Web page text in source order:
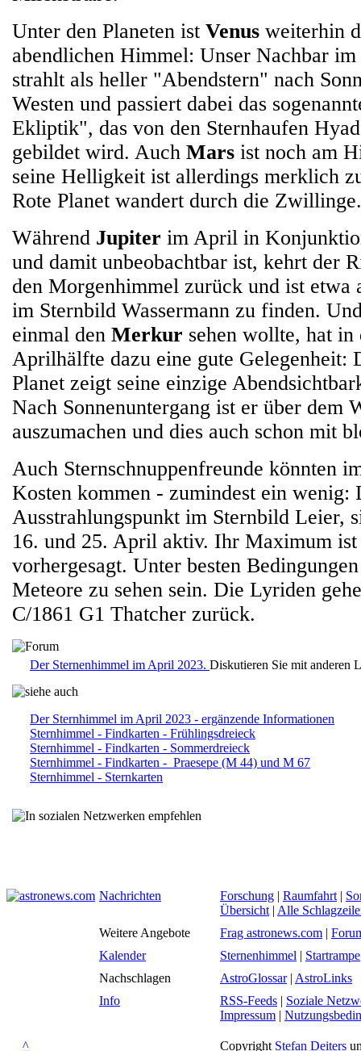
Unter den Planeten ist Venus weiterhin
abendlichen Himmel: Unser Nachbar im
strahlt als heller "Abendstern" nach
Westen und passiert dabei das
Ekliptik", das von den Sternhaufen
gebildet wird. Auch Mars ist noch am
seine Helligkeit ist allerdings merklich
Rote Planet wandert durch die Zwillinge.
Während Jupiter im April in
und damit unbeobachtbar ist, kehrt der
den Morgenhimmel zurück und ist etwa
im Sternbild Wassermann zu finden.
einmal den Merkur sehen wollte, hat in
Aprilhälfte dazu eine gute Gelegenheit:
Planet zeigt seine einzige
Nach Sonnenuntergang ist er über dem
auszumachen und dies auch schon mit
Auch Sternschnuppenfreunde könnten
Kosten kommen - zumindest ein
Ausstrahlungspunkt im Sternbild Leier,
16. und 25. April aktiv. Ihr Maximum
vorhergesagt. Unter besten
Meteore zu sehen sein. Die Lyriden
C/1861 G1 Thatcher zurück.
Der Sternenhimmel im April 2023. Diskutieren Sie mit anderen
Der Sternhimmel im April 2023 - ergänzende Informationen
Sternhimmel - Findkarten - Frühlingsdreieck
Sternhimmel - Findkarten - Sommerdreieck
Sternhimmel - Findkarten - Praesepe (M 44) und M 67
Sternhimmel - Sternkarten
Nachrichten Forschung | Raumfahrt |
Übersicht | Alle
Weitere Angebote
Frag astronews.com |
Kalender
Sternenhimmel | Startrampe
Nachschlagen
AstroGlossar| AstroLinks
Info
RSS-Feeds | Soziale
Impressum |
^ Copyright Stefan Deiters